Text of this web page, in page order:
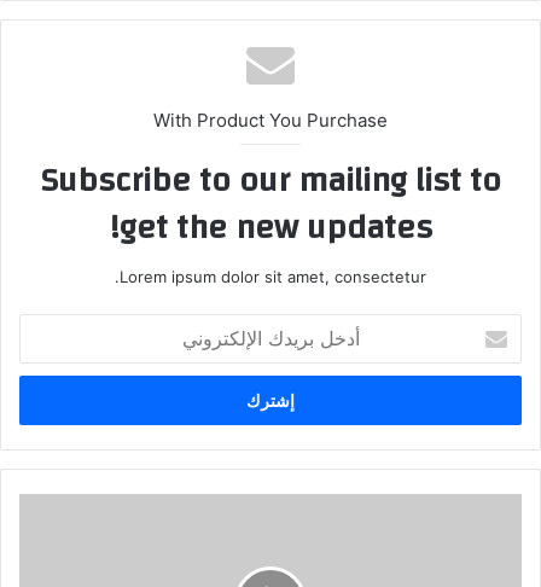
With Product You Purchase
Subscribe to our mailing list to
get the new updates!
Lorem ipsum dolor sit amet, consectetur.
بريدك
الإلكتروني